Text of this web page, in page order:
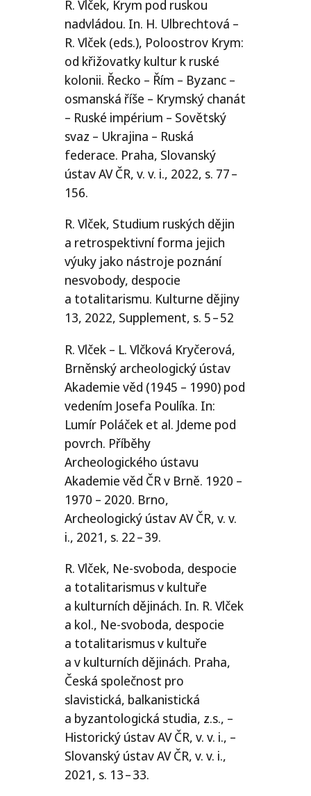
R. Vlček, Krym pod ruskou
nadvládou. In. H. Ulbrechtová –
R. Vlček (eds.), Poloostrov Krym:
od křižovatky kultur k ruské
kolonii. Řecko – Řím – Byzanc –
osmanská říše – Krymský chanát
– Ruské impérium – Sovětský
svaz – Ukrajina – Ruská
federace. Praha, Slovanský
ústavAVČR, v. v. i., 2022, s. 77 –
156.
R. Vlček, Studium ruských dějin
a retrospektivní forma jejich
výuky jako nástroje poznání
nesvobody, despocie
a totalitarismu. Kulturne dějiny
13, 2022, Supplement, s. 5 – 52
R. Vlček – L. Vlčková Kryčerová,
Brněnský archeologický ústav
Akademie věd (1945 – 1990) pod
vedením Josefa Poulíka. In:
Lumír Poláček et al. Jdeme pod
povrch. Příběhy
Archeologického ústavu
Akademie věd ČRv Brně. 1920 –
1970 – 2020. Brno,
Archeologický ústavAVČR, v. v.
i., 2021, s. 22 – 39.
R. Vlček, Ne-svoboda, despocie
a totalitarismus v kultuře
a kulturních dějinách. In. R. Vlček
a kol., Ne-svoboda, despocie
a totalitarismus v kultuře
a v kulturních dějinách. Praha,
Česká společnost pro
slavistická, balkanistická
a byzantologická studia, z.s., –
Historický ústavAVČR, v. v. i., –
Slovanský ústavAVČR, v. v. i.,
2021, s. 13 – 33.